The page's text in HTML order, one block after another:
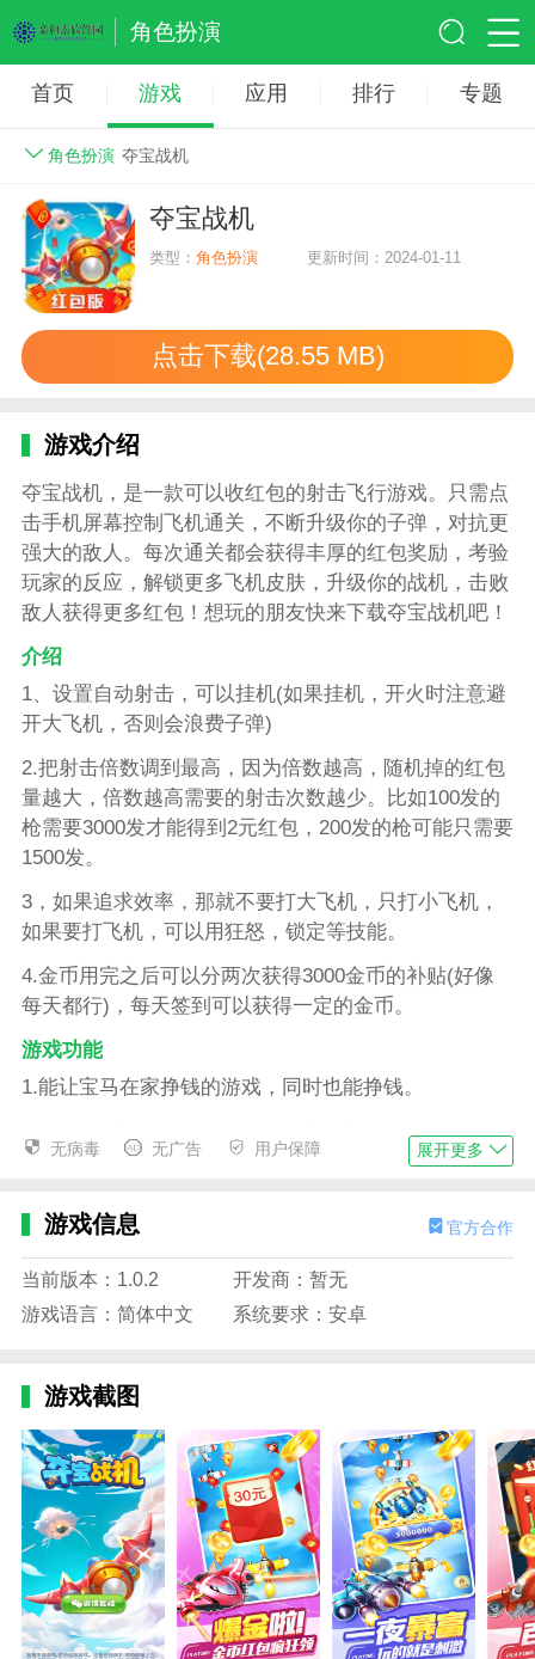
角色扮演
首页 游戏 应用 排行 专题
角色扮演 夺宝战机
夺宝战机
类型：角色扮演 更新时间：2024-01-11
点击下载(28.55 MB)
游戏介绍
夺宝战机，是一款可以收红包的射击飞行游戏。只需点
击手机屏幕控制飞机通关，不断升级你的子弹，对抗更
强大的敌人。每次通关都会获得丰厚的红包奖励，考验
玩家的反应，解锁更多飞机皮肤，升级你的战机，击败
敌人获得更多红包！想玩的朋友快来下载夺宝战机吧！
介绍
1、设置自动射击，可以挂机(如果挂机，开火时注意避
开大飞机，否则会浪费子弹)
2.把射击倍数调到最高，因为倍数越高，随机掉的红包
量越大，倍数越高需要的射击次数越少。比如100发的
枪需要3000发才能得到2元红包，200发的枪可能只需要
1500发。
3，如果追求效率，那就不要打大飞机，只打小飞机，
如果要打飞机，可以用狂怒，锁定等技能。
4.金币用完之后可以分两次获得3000金币的补贴(好像
每天都行)，每天签到可以获得一定的金币。
游戏功能
1.能让宝马在家挣钱的游戏，同时也能挣钱。
2.超清3d手游界面，让你拥有真实的空间感，随意选择
多种场景。
戏。各种红包设置让你体验抢红包的快感。
4、丰富多彩的手游礼品，根据活动获取真实商品优惠
券。
边肖评估
1.只要你在这个游戏中控制飞机消灭更多的其他战机，
就会获得与数字相符的红包奖励。所以你的朋友和玩家
的视线将决定一切！想要红包的伙伴快来下载体验吧。
2、不断挑战更多敌人，升级自己战机射击能力，轻松
应对各种困难。
3.战机控制无限力量，使用不同武器，消灭更多敌人，
无限火力击杀，各种奖励充满惊喜，完成日常任务，充
无病毒 无广告 用户保障 展开更多
游戏信息 官方合作
当前版本：1.0.2
开发商：暂无
游戏语言：简体中文
系统要求：安卓
游戏截图